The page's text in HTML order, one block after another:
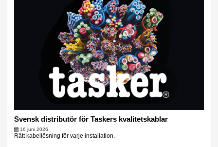
Svensk distributör för Taskers kvalitetskablar
16 juni 2026
Rätt kabellösning för varje installation.